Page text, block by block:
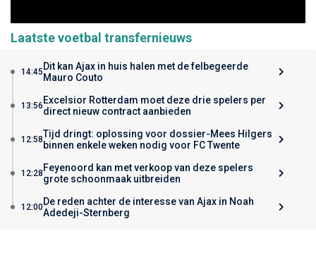
Laatste voetbal transfernieuws
14:45 Dit kan Ajax in huis halen met de felbegeerde
Mauro Couto
13:56 Excelsior Rotterdam moet deze drie spelers per
direct nieuw contract aanbieden
12:58Tijd dringt: oplossing voor dossier-Mees Hilgers
binnen enkele weken nodig voor FC Twente
12:28 Feyenoord kan met verkoop van deze spelers
grote schoonmaak uitbreiden
12:00De reden achter de interesse van Ajax in Noah
Adedeji-Sternberg